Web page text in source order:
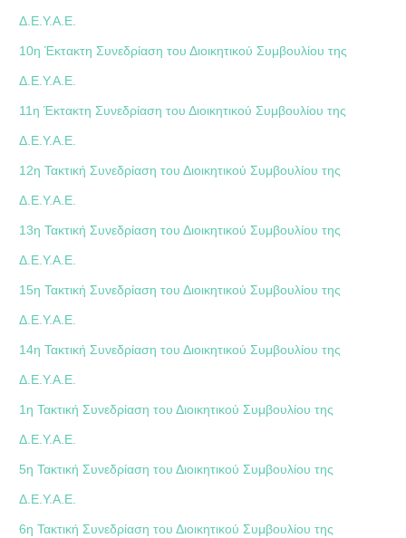
Δ.Ε.Υ.Α.Ε.
10η Έκτακτη Συνεδρίαση του Διοικητικού Συμβουλίου της
Δ.Ε.Υ.Α.Ε.
11η Έκτακτη Συνεδρίαση του Διοικητικού Συμβουλίου της
Δ.Ε.Υ.Α.Ε.
12η Τακτική Συνεδρίαση του Διοικητικού Συμβουλίου της
Δ.Ε.Υ.Α.Ε.
13η Τακτική Συνεδρίαση του Διοικητικού Συμβουλίου της
Δ.Ε.Υ.Α.Ε.
15η Τακτική Συνεδρίαση του Διοικητικού Συμβουλίου της
Δ.Ε.Υ.Α.Ε.
14η Τακτική Συνεδρίαση του Διοικητικού Συμβουλίου της
Δ.Ε.Υ.Α.Ε.
1η Τακτική Συνεδρίαση του Διοικητικού Συμβουλίου της
Δ.Ε.Υ.Α.Ε.
5η Τακτική Συνεδρίαση του Διοικητικού Συμβουλίου της
Δ.Ε.Υ.Α.Ε.
6η Τακτική Συνεδρίαση του Διοικητικού Συμβουλίου της